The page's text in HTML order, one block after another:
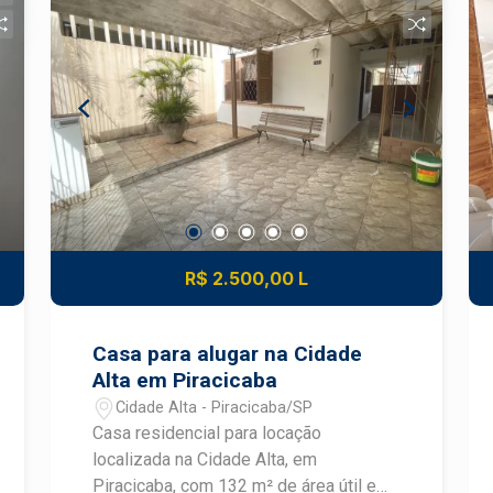
conheça de perto essa excelente
oportunidade!
R$ 2.500,00 L
Casa para alugar na Cidade
Alta em Piracicaba
Cidade Alta - Piracicaba/SP
Casa residencial para locação
localizada na Cidade Alta, em
Piracicaba, com 132 m² de área útil e